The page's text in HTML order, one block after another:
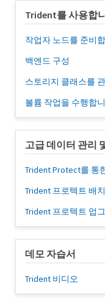
Trident를 사용합
작업자 노드를 준비
백엔드 구성
스토리지 클래스를
볼륨 작업을 수행합
고급 데이터 관리
Trident Protect를 통
Trident 프로텍트 배치
Trident 프로텍트 업
데모 자습서
Trident 비디오